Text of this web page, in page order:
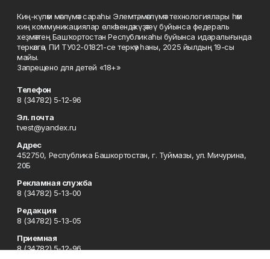
Киң-күләм мәғлүмәт сараһы Элемтә, мәғлүмәт технологиялары һәм
киң коммуникациялар өлкәһендә күҙәтеү буйынса федераль
хеҙмәттең Башҡортостан Республикаһы буйынса идаралығында
теркәлгән, ПИ ТУ02-01821-се теркәү һаны, 2025 йылдың 19-сы
майы.
Запрещено для детей «18+»
Телефон
8 (34782) 5-12-96
Эл. почта
tvest@yandex.ru
Адрес
452750, Республика Башкортостан, г. Туймазы, ул. Мичурина,
20Б
Рекламная служба
8 (34782) 5-13-00
Редакция
8 (34782) 5-13-05
Приемная
8 (34782) 5-12-96